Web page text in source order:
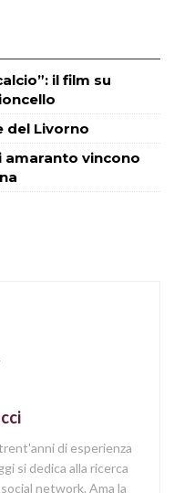
il film su
del Livorno
amaranto vincono
di esperienza
si dedica alla ricerca
network. Ama la